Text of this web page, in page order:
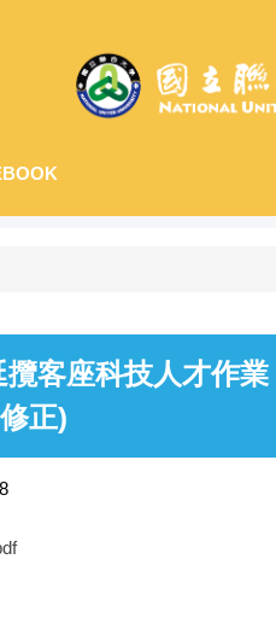
客座科技人才作
正)